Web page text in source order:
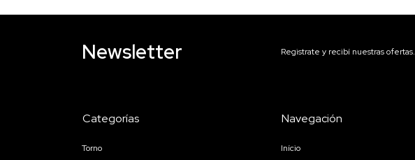
Newsletter Registrate y recibí nuestras ofertas.
Categorías
Torno
Navegación
Início